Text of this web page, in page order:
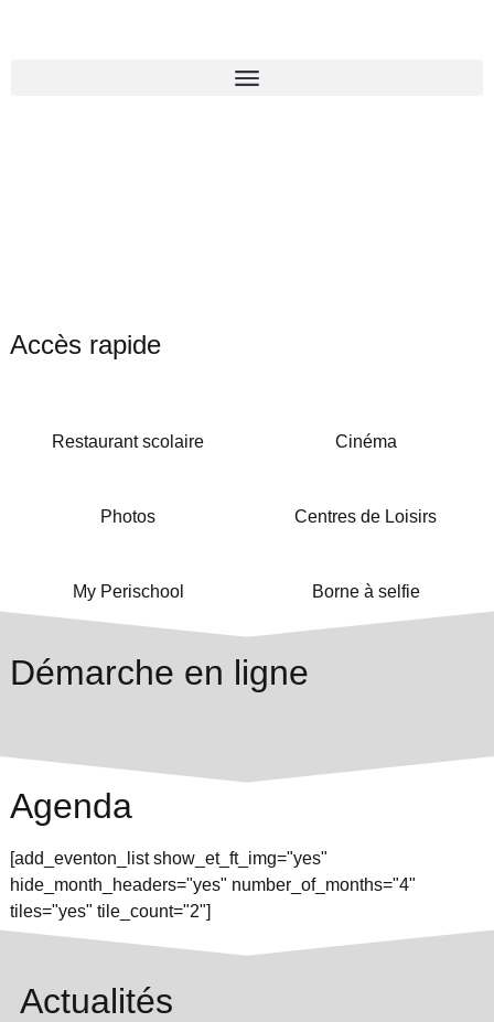
Accès rapide
Restaurant scolaire Cinéma
Photos Centres de Loisirs
My Perischool Borne à selfie
Démarche en ligne
Agenda
[add_eventon_list show_et_ft_img="yes"
hide_month_headers="yes" number_of_months="4"
tiles="yes" tile_count="2"]
Actualités